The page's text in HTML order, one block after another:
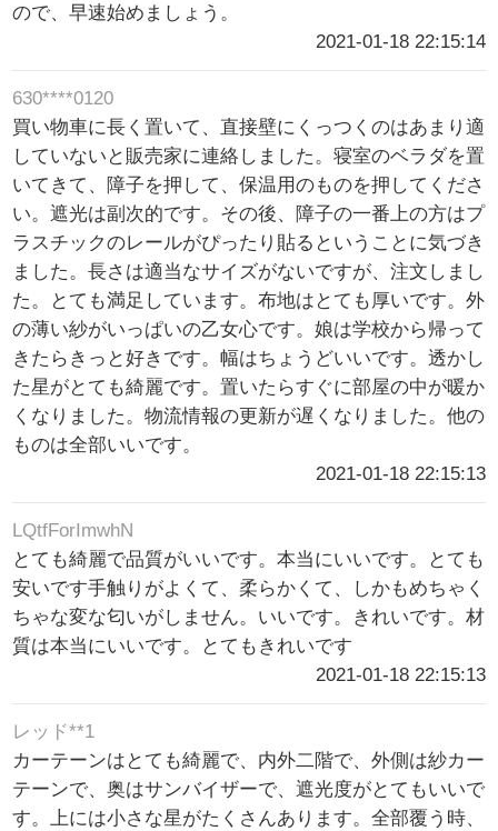
ので、早速始めましょう。
2021-01-18 22:15:14
630****0120
買い物車に長く置いて、直接壁にくっつくのはあまり適
していないと販売家に連絡しました。寝室のベラダを置
いてきて、障子を押して、保温用のものを押してくださ
い。遮光は副次的です。その後、障子の一番上の方はプ
ラスチックのレールがぴったり貼るということに気づき
ました。長さは適当なサイズがないですが、注文しまし
た。とても満足しています。布地はとても厚いです。外
の薄い紗がいっぱいの乙女心です。娘は学校から帰って
きたらきっと好きです。幅はちょうどいいです。透かし
た星がとても綺麗です。置いたらすぐに部屋の中が暖か
くなりました。物流情報の更新が遅くなりました。他の
ものは全部いいです。
2021-01-18 22:15:13
LQtfForImwhN
とても綺麗で品質がいいです。本当にいいです。とても
安いです手触りがよくて、柔らかくて、しかもめちゃく
ちゃな変な匂いがしません。いいです。きれいです。材
質は本当にいいです。とてもきれいです
2021-01-18 22:15:13
レッド**1
カーテーンはとても綺麗で、内外二階で、外側は紗カー
テーンで、奥はサンバイザーで、遮光度がとてもいいで
す。上には小さな星がたくさんあります。全部覆う時、